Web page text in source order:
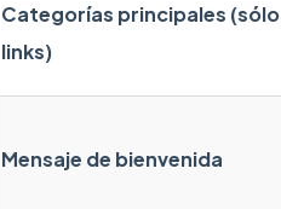
Categorías principales (sólo
links)
Mensaje de bienvenida